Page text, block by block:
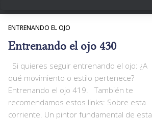
ENTRENANDO EL OJO
Entrenando el ojo 430
Si quieres seguir entrenando el ojo: ¿A
qué movimiento o estilo pertenece?
Entrenando el ojo 419. También te
recomendamos estos links: Sobre esta
corriente. Un pintor fundamental de esta